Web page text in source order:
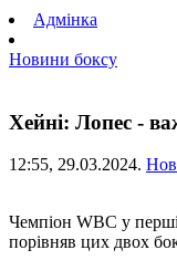
Адмінка
Новини боксу
Хейні: Лопес -
12:55, 29.03.2024.
Чемпіон WBC у
порівняв цих двох